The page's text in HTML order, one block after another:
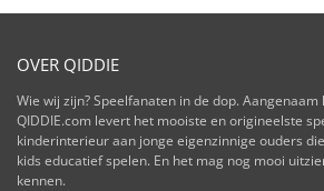
OVER QIDDIE
Wie wij zijn? Speelfanaten in de dop. Aangenaam
QIDDIE.com levert het mooiste en origineelste
kinderinterieur aan jonge eigenzinnige ouders
kids educatief spelen. En het mag nog mooi
kennen.